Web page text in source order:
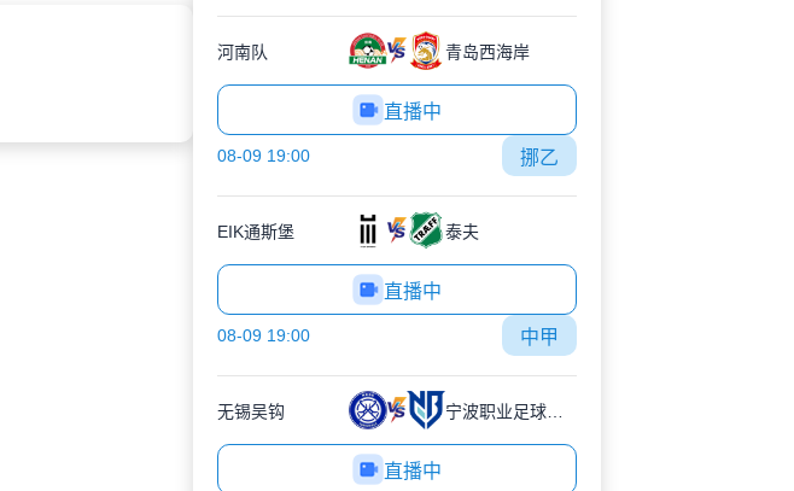
河南队 青岛西海岸
直播中
08-09 19:00 挪乙
EIK通斯堡 泰夫
直播中
08-09 19:00 中甲
无锡吴钩 宁波职业足球俱乐部
直播中